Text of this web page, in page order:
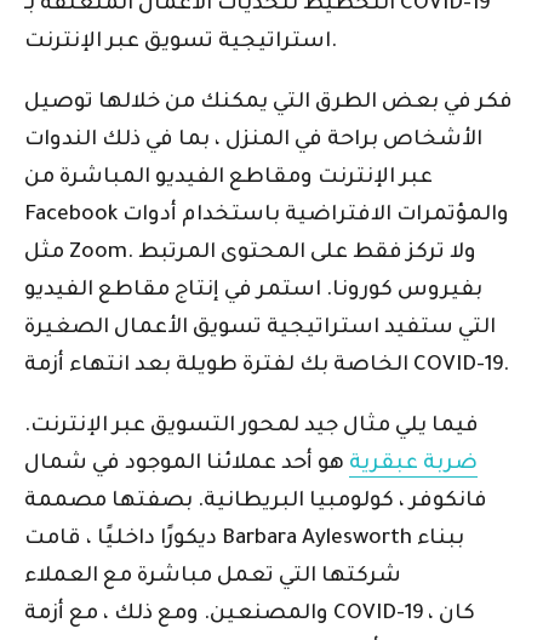
التخطيط لتحديات الأعمال المتعلقة بـ COVID-19
استراتيجية تسويق عبر الإنترنت.
فكر في بعض الطرق التي يمكنك من خلالها توصيل
الأشخاص براحة في المنزل ، بما في ذلك الندوات
عبر الإنترنت ومقاطع الفيديو المباشرة من
Facebook والمؤتمرات الافتراضية باستخدام أدوات
مثل Zoom. ولا تركز فقط على المحتوى المرتبط
بفيروس كورونا. استمر في إنتاج مقاطع الفيديو
التي ستفيد استراتيجية تسويق الأعمال الصغيرة
الخاصة بك لفترة طويلة بعد انتهاء أزمة COVID-19.
فيما يلي مثال جيد لمحور التسويق عبر الإنترنت.
ضربة عبقرية هو أحد عملائنا الموجود في شمال
فانكوفر ، كولومبيا البريطانية. بصفتها مصممة
ديكورًا داخليًا ، قامت Barbara Aylesworth ببناء
شركتها التي تعمل مباشرة مع العملاء
والمصنعين. ومع ذلك ، مع أزمة COVID-19 ، كان